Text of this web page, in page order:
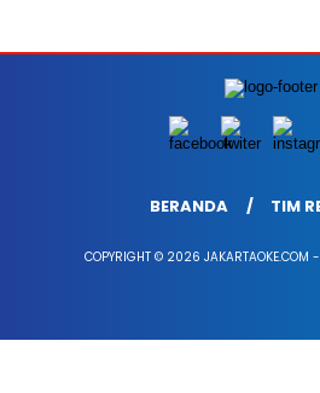
BERANDA TIM
COPYRIGHT © 2026 JAKARTAOKE.COM